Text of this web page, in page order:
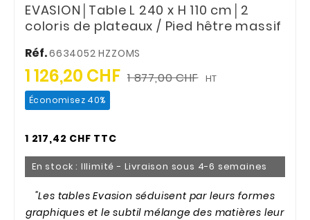
EVASION│Table L 240 x H 110 cm│2
coloris de plateaux / Pied hêtre massif
Réf.6634052 HZZOMS
1 126,20 CHF 1 877,00 CHF HT
Économisez 40%
1 217,42 CHF TTC
En stock : Illimité - Livraison sous 4-6 semaines
"Les tables Evasion séduisent par leurs formes
graphiques et le subtil mélange des matières leur